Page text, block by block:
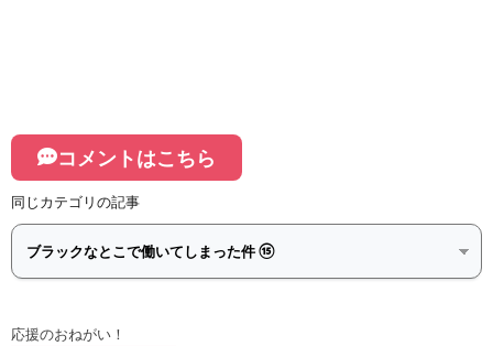
コメントはこちら
同じカテゴリの記事
応援のおねがい！